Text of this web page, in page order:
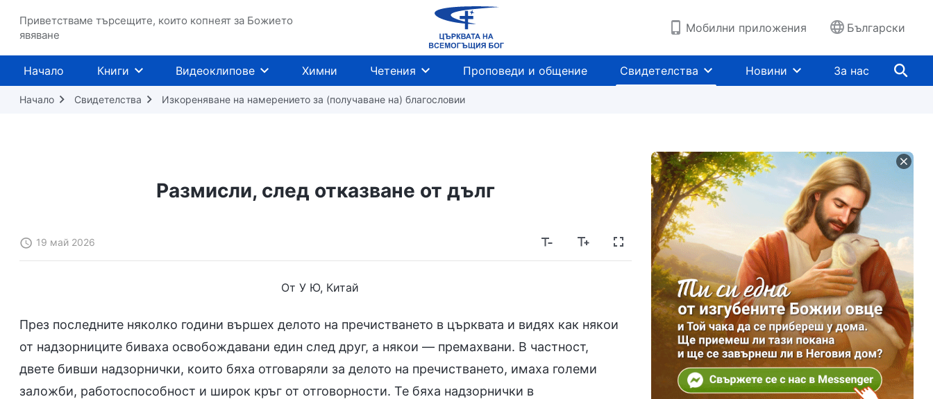
Приветстваме търсещите, които копнеят за Божието
явяване
Мобилни приложения Български
Начало Книги Видеоклипове Химни Четения Проповеди и общение Свидетелства Новини За нас
Начало Свидетелства Изкореняване на намерението за (получаване на) благословии
Размисли, след отказване от дълг
19 май 2026
От У Ю, Китай
През последните няколко години вършех делото на пречистването в църквата и видях как някои
от надзорниците биваха освобождавани един след друг, а някои — премахвани. В частност,
двете бивши надзорнички, които бяха отговаряли за делото на пречистването, имаха големи
заложби, работоспособност и широк кръг от отговорности. Те бяха надзорнички в